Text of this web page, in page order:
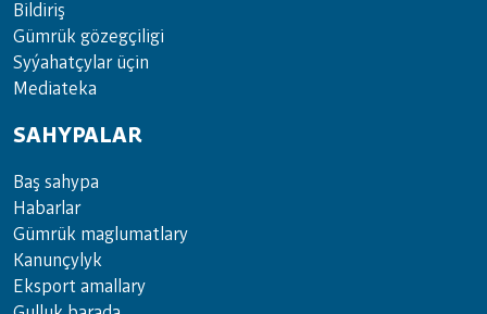
Bil­di­riş
Güm­rük gö­zeg­çi­li­gi
Sy­ýa­hat­çy­lar ü­çin
Media­teka
SAHYPALAR
Baş sahypa
Habarlar
Gümrük maglumatlary
Kanunçylyk
Eksport amallary